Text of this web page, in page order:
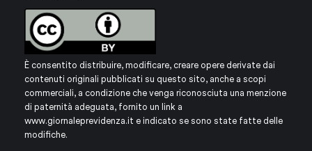
È consentito distribuire, modificare, creare opere derivate dai
contenuti originali pubblicati su questo sito, anche a scopi
commerciali, a condizione che venga riconosciuta una menzione
di paternità adeguata, fornito un link a
www.giornaleprevidenza.it e indicato se sono state fatte delle
modifiche.